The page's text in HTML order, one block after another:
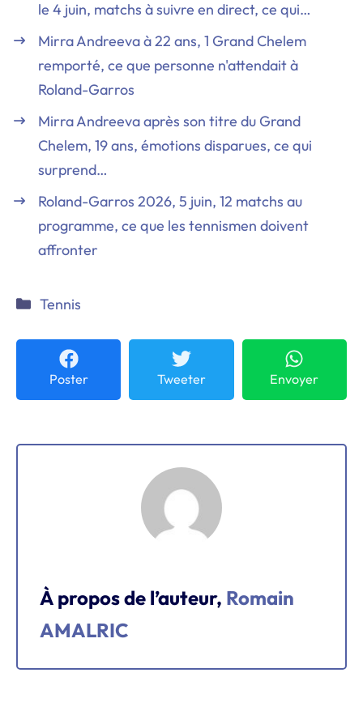
le 4 juin, matchs à suivre en direct, ce qui…
Mirra Andreeva à 22 ans, 1 Grand Chelem
remporté, ce que personne n'attendait à
Roland-Garros
Mirra Andreeva après son titre du Grand
Chelem, 19 ans, émotions disparues, ce qui
surprend…
Roland-Garros 2026, 5 juin, 12 matchs au
programme, ce que les tennismen doivent
affronter
Catégories
Tennis
Poster Tweeter Envoyer
À propos de l’auteur, Romain
AMALRIC